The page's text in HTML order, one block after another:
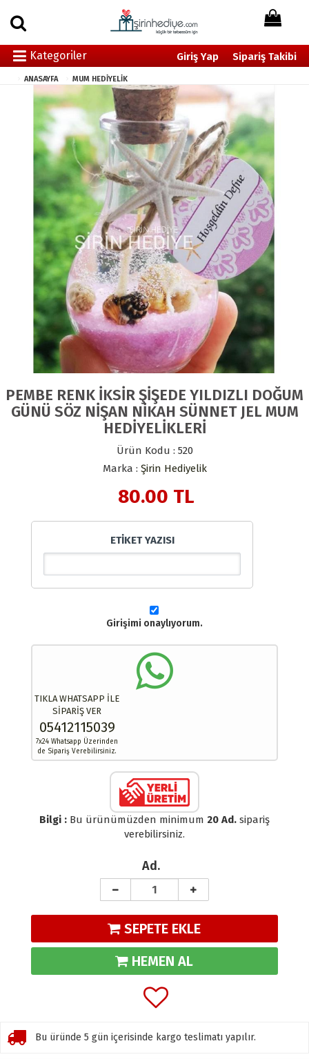
Kategoriler Giriş Yap Sipariş Takibi
ANASAYFA MUM HEDİYELİK
PEMBE RENK İKSİR ŞİŞEDE YILDIZLI DOĞUM
GÜNÜ SÖZ NİŞAN NİKAH SÜNNET JEL MUM
HEDİYELİKLERİ
Ürün Kodu : 520
Marka : Şirin Hediyelik
80.00 TL
ETİKET YAZISI
Girişimi onaylıyorum.
TIKLA WHATSAPP İLE
SİPARİŞ VER
05412115039
7x24 Whatsapp Üzerinden
de Sipariş Verebilirsiniz.
Bilgi :Bu ürünümüzden minimum 20 Ad.sipariş
verebilirsiniz.
Ad.
SEPETE EKLE
HEMEN AL
Bu üründe 5 gün içerisinde kargo teslimatı yapılır.